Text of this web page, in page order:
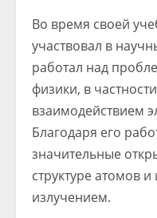
Во время своей
участвовал в
работал над
физики, в
взаимодействием
Благодаря его
значительные
структуре атомов
излучением.